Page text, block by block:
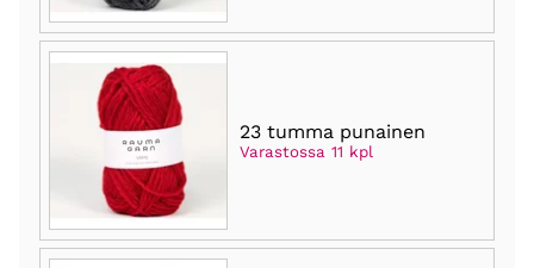
23 tumma punainen
Varastossa 11 kpl